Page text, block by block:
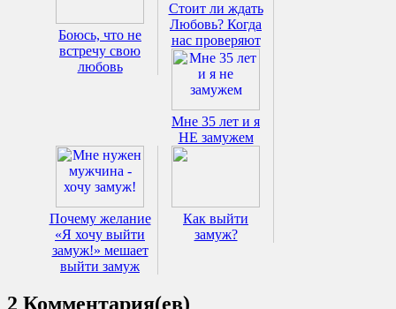
Боюсь, что не
встречу свою
любовь
Стоит ли ждать
Любовь? Когда
нас проверяют
Мне 35 лет и я
НЕ замужем
Почему желание
«Я хочу выйти
замуж!» мешает
выйти замуж
Как выйти
замуж?
2 Комментария(ев)